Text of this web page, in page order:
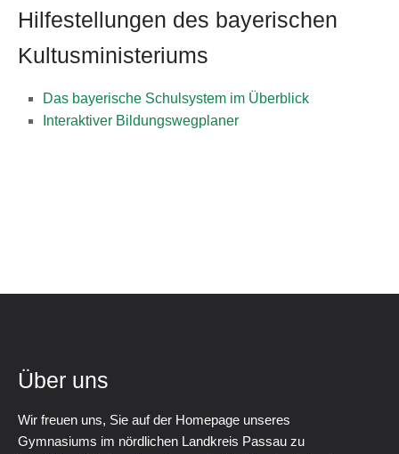
Hilfestellungen des bayerischen
Kultusministeriums
Das bayerische Schulsystem im Überblick
Interaktiver Bildungswegplaner
Über uns
Wir freuen uns, Sie auf der Homepage unseres
Gymnasiums im nördlichen Landkreis Passau zu